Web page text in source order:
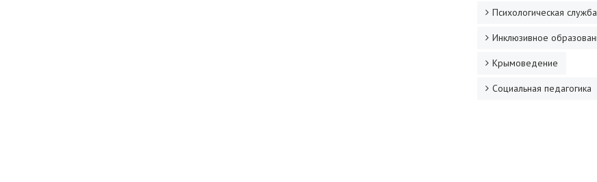
Психологическая служба
Инклюзивное
Крымоведение
Социальная педагогика